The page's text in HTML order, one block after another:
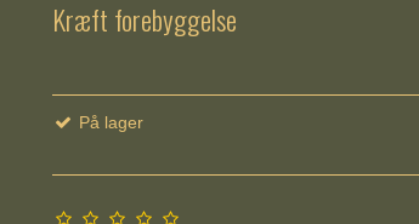
Kræft forebyggelse
På lager